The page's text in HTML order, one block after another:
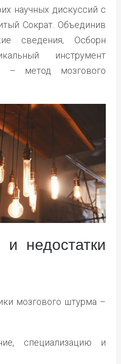
научных дискуссий с
Сократ. Объединив
сведения, Осборн
инструмент
– метод мозгового
и недостатки
мозгового штурма –
специализацию и